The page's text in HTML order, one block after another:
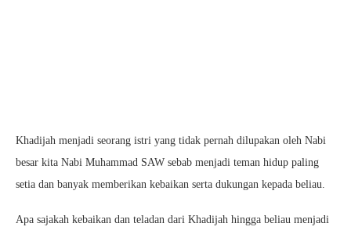
Khadijah menjadi seorang istri yang tidak pernah dilupakan oleh Nabi
besar kita Nabi Muhammad SAW sebab menjadi teman hidup paling
setia dan banyak memberikan kebaikan serta dukungan kepada beliau.
Apa sajakah kebaikan dan teladan dari Khadijah hingga beliau menjadi